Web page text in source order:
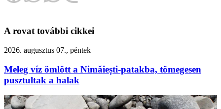
A rovat további cikkei
2026. augusztus 07., péntek
Meleg víz ömlött a Nimăiești-patakba, tömegesen
pusztultak a halak